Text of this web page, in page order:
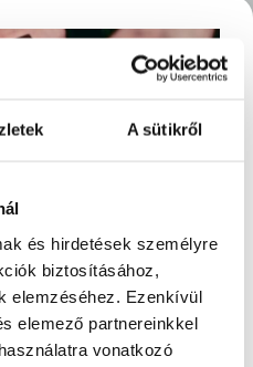
A sütikről
és hirdetések személyre
biztosításához,
elemzéséhez. Ezenkívül
elemező partnereinkkel
vonatkozó
2026 XXXIV/2
való tekintettel
és kiszállítását
Ezzel szeretnénk